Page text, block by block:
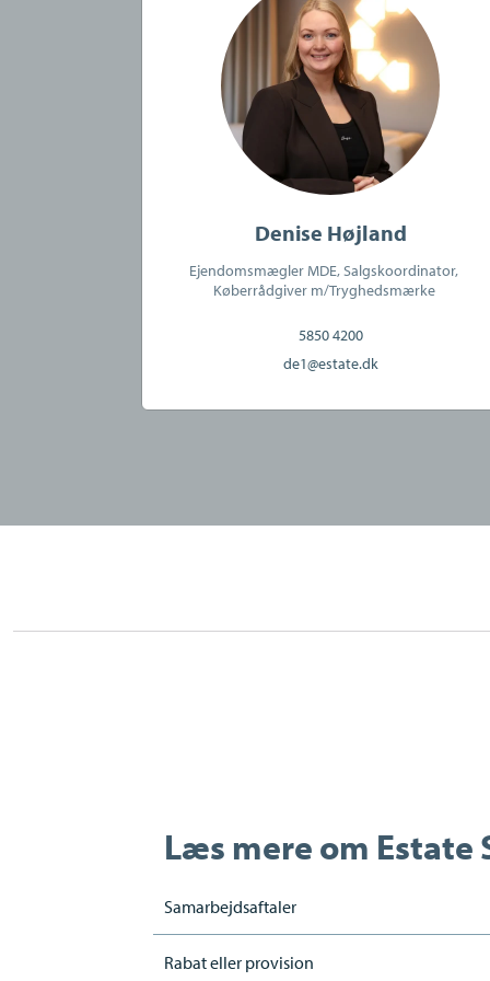
CVR: 42125245
Denise Højland
Ejendomsmægler MDE, Salgskoordinator,
Køberrådgiver m/Tryghedsmærke
5850 4200
de1@estate.dk
Læs mere om Estate
Samarbejdsaftaler
Rabat eller provision